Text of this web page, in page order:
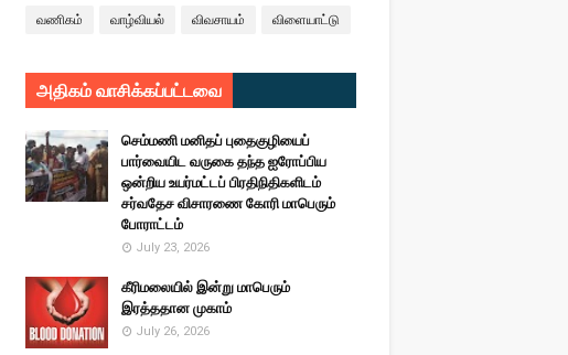
வணிகம் வாழ்வியல் விவசாயம் விளையாட்டு
அதிகம் வாசிக்கப்பட்டவை
செம்மணி மனிதப் புதைகுழியைப்
பார்வையிட வருகை தந்த ஐரோப்பிய
ஒன்றிய உயர்மட்டப் பிரதிநிதிகளிடம்
சர்வதேச விசாரணை கோரி மாபெரும்
போராட்டம்
July 23, 2026
கீரிமலையில் இன்று மாபெரும்
இரத்ததான முகாம்
July 26, 2026